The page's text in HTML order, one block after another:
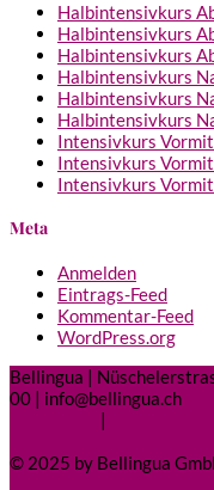
Halbintensivkurs
Halbintensivkurs
Halbintensivkurs
Halbintensivkurs
Halbintensivkurs
Halbintensivkurs
Intensivkurs
Intensivkurs
Intensivkurs
Meta
Anmelden
Eintrags-Feed
Kommentar-Feed
WordPress.org
Bellingua |
00 | info@bellingua.ch
|
© 2025 by Bellingua